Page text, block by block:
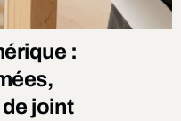
:
joint